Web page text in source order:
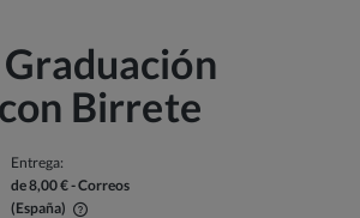
Birrete
Entrega:
de 8,00 €- Correos
(España)